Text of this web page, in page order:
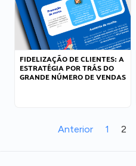
FIDELIZAÇÃO DE CLIENTES: A
ESTRATÉGIA POR TRÁS DO
GRANDE NÚMERO DE VENDAS
Anterior 1 2